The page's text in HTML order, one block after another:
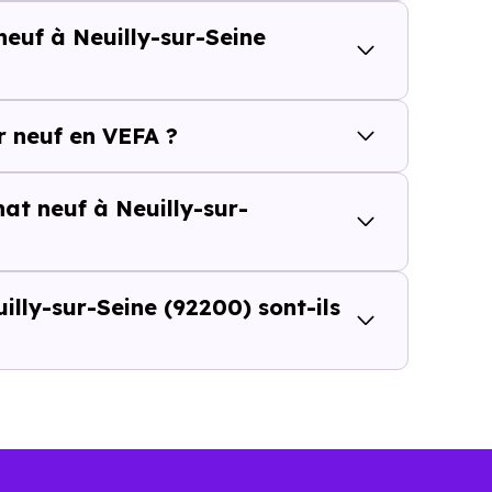
% de locataires, Neuilly-sur-
principale..
ou dans l’ancien à Neuilly-sur-
prix au m²
logement neuf à Neuilly-sur-Seine (92200)
seul ne suffit pas à évaluer le vrai coût d’un achat
à Neuilly-sur-Seine
en VEFA ?
neuf à Neuilly-sur-
sur-Seine (92200) sont-ils